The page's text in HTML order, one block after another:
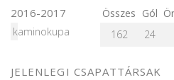
2016-2017 Összes Gól
kaminokupa
162 24
JELENLEGI CSAPATTÁRSAK